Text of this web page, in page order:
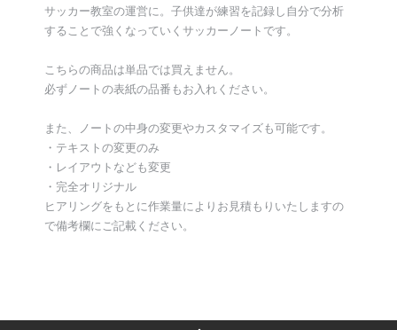
サッカー教室の運営に。子供達が練習を記録し自分で分析
することで強くなっていくサッカーノートです。
こちらの商品は単品では買えません。
必ずノートの表紙の品番もお入れください。
また、ノートの中身の変更やカスタマイズも可能です。
・テキストの変更のみ
・レイアウトなども変更
・完全オリジナル
ヒアリングをもとに作業量によりお見積もりいたしますの
で備考欄にご記載ください。